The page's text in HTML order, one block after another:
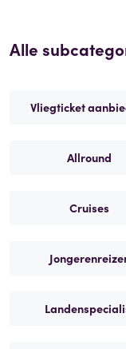
Alle
Vliegticket
Allround
Cruises